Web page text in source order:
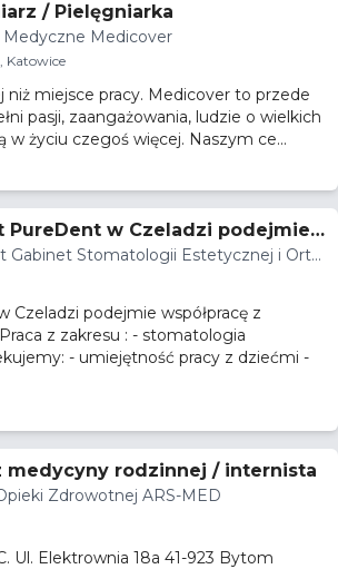
/ Pielęgniarka
Medicover
Katowice
niż miejsce pracy. Medicover to przede
pasji, zaangażowania, ludzie o wielkich
w życiu czegoś więcej. Naszym ce...
PureDent w Czeladzi podejmie
z lekarzem dentystą
Gabinet Stomatologii Estetycznej i Orto
Czeladzi podejmie współpracę z
medycyny rodzinnej / internista
Zdrowotnej ARS-MED